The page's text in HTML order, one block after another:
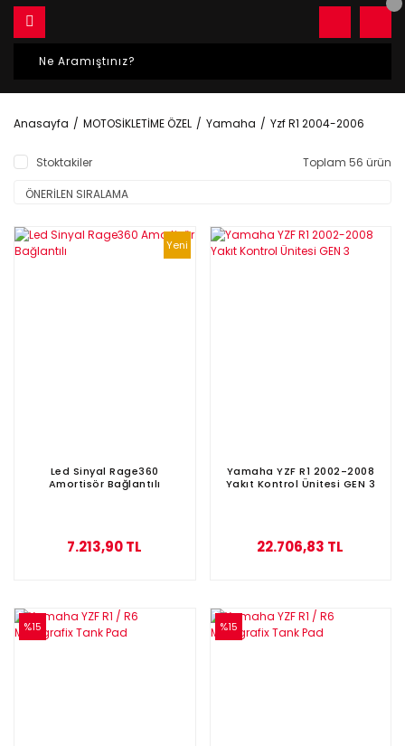
Anasayfa MOTOSİKLETİME ÖZEL Yamaha Yzf R1 2004-2006
Stoktakiler Toplam 56 ürün
Yeni
Led Sinyal Rage360
Amortisör Bağlantılı
7.213,90 TL
Yamaha YZF R1 2002-2008
Yakıt Kontrol Ünitesi GEN 3
22.706,83 TL
%15 %15